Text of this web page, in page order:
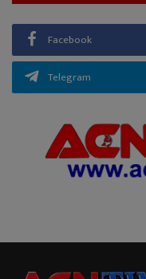
Facebook
Telegram